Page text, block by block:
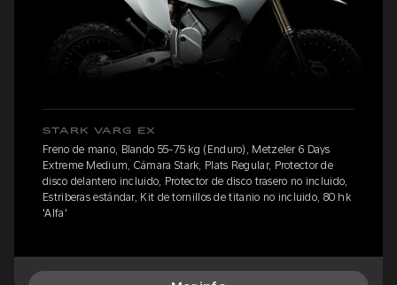
STARK VARG EX
Freno de mano, Blando 55-75 kg (Enduro), Metzeler 6 Days
Extreme Medium, Cámara Stark, Plats Regular, Protector de
disco delantero incluido, Protector de disco trasero no incluido,
Estriberas estándar, Kit de tornillos de titanio no incluido, 80 hk
'Alfa'